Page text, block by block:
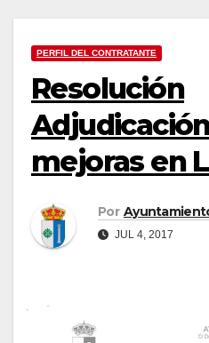
PERFIL DEL CONTRATANTE
Resolución
mejoras en
Por
JUL 4, 2017